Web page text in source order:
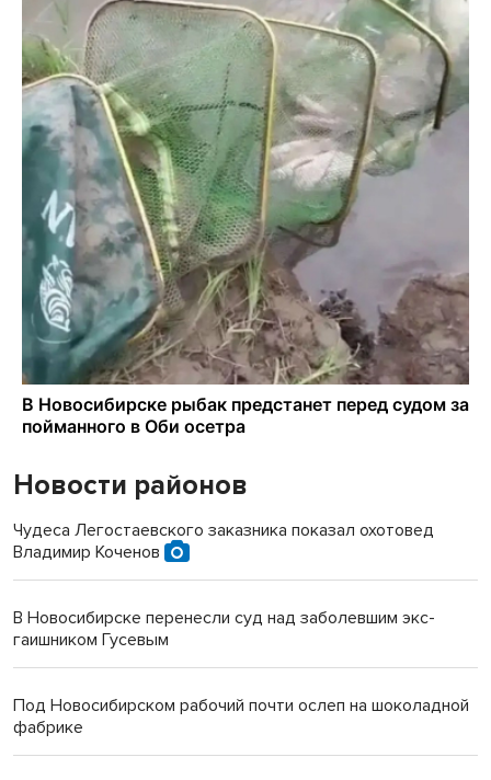
Новости районов
Чудеса Легостаевского заказника показал охотовед
Владимир Коченов
В Новосибирске перенесли суд над заболевшим экс-
гаишником Гусевым
Под Новосибирском рабочий почти ослеп на шоколадной
фабрике